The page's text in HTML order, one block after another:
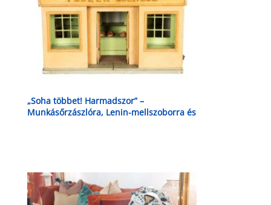
„Soha többet! Harmadszor” –
Munkásőrzászlóra, Lenin-mellszoborra és